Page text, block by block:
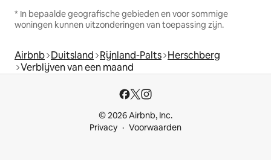
* In bepaalde geografische gebieden en voor sommige
woningen kunnen uitzonderingen van toepassing zijn.
Airbnb Duitsland Rijnland-Palts Herschberg
Verblijven van een maand
© 2026 Airbnb, Inc.
Privacy
Voorwaarden